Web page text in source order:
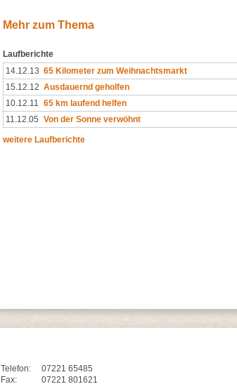
Mehr zum Thema
Laufberichte
14.12.13 65 Kilometer zum Weihnachtsmarkt
15.12.12 Ausdauernd geholfen
10.12.11
65 km laufend helfen
11.12.05 Von der Sonne verwöhnt
weitere Laufberichte
Telefon:
07221 65485
Fax:
07221 801621